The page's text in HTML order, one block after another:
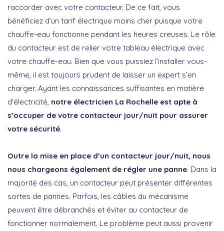
raccorder avec votre contacteur. De ce fait, vous
bénéficiez d’un tarif électrique moins cher puisque votre
chauffe-eau fonctionne pendant les heures creuses. Le rôle
du contacteur est de relier votre tableau électrique avec
votre chauffe-eau. Bien que vous puissiez l’installer vous-
même, il est toujours prudent de laisser un expert s’en
charger. Ayant les connaissances suffisantes en matière
d’électricité, notre électricien La Rochelle est apte à
s’occuper de votre contacteur jour/nuit pour assurer
votre sécurité.
Outre la mise en place d’un contacteur jour/nuit, nous
nous chargeons également de régler une panne. Dans la
majorité des cas, un contacteur peut présenter différentes
sortes de pannes. Parfois, les câbles du mécanisme
peuvent être débranchés et éviter au contacteur de
fonctionner normalement. Le problème peut aussi provenir